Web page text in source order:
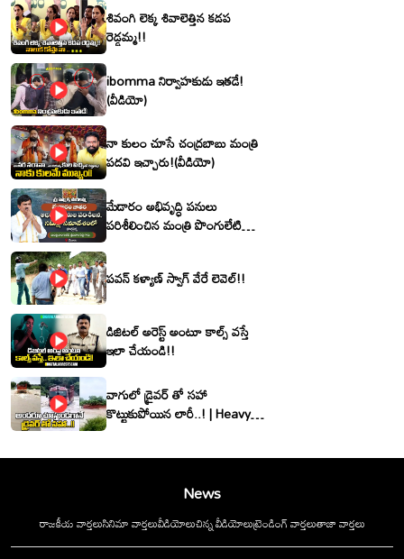
శివంగి లెక్క శివాలెత్తిన కడప
రెడ్డమ్మ!!
ibomma నిర్వాహకుడు ఇతడే!
(వీడియో)
నా కులం చూసే చంద్రబాబు మంత్రి
పదవి ఇచ్చారు!(వీడియో)
మేడారం అభివృద్ధి పనులు
పరిశీలించిన మంత్రి పొంగులేటి
పవన్ కళ్యాణ్ స్వాగ్ వేరే లెవెల్!!
డిజిటల్ అరెస్ట్ అంటూ కాల్స్ వస్తే
ఇలా చేయండి!!
వాగులో డ్రైవర్ తో సహా
కొట్టుకుపోయిన లారీ..! | Heavy
News
రాజకీయ వార్తలుసినిమా వార్తలువీడియోలుచిన్న వీడియోలుట్రెండింగ్ వార్తలుతాజా వార్తలు